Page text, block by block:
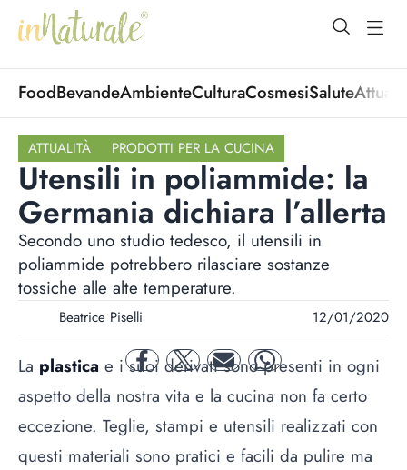
open
FoodBevandeAmbienteCulturaCosmesiSalute
ATTUALITÀ PRODOTTI PER LA CUCINA
Utensili in poliammide: la
Germania dichiara l’allerta
Secondo uno studio tedesco, il utensili in
poliammide potrebbero rilasciare sostanze
tossiche alle alte temperature.
Beatrice Piselli 12/01/2020
facebooktwitter mail whatsapp
La plastica e i suoi derivati sono presenti in ogni
aspetto della nostra vita e la cucina non fa certo
eccezione. Teglie, stampi e utensili realizzati con
questi materiali sono pratici e facili da pulire ma